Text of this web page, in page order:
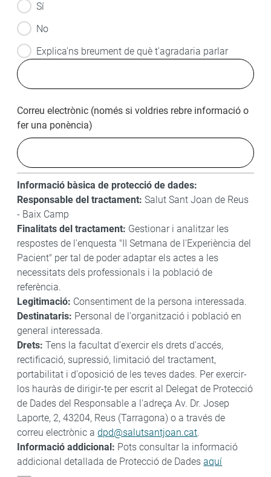
Sí
No
Explica'ns breument de què t'agradaria parlar
Correu electrònic (només si voldries rebre informació o
fer una ponència)
Informació bàsica de protecció de dades:
Responsable del tractament: Salut Sant Joan de Reus
- Baix Camp
Finalitats del tractament: Gestionar i analitzar les
respostes de l'enquesta "II Setmana de l'Experiència del
Pacient" per tal de poder adaptar els actes a les
necessitats dels professionals i la població de
referència.
Legitimació: Consentiment de la persona interessada.
Destinataris: Personal de l'organització i població en
general interessada.
Drets: Tens la facultat d'exercir els drets d'accés,
rectificació, supressió, limitació del tractament,
portabilitat i d'oposició de les teves dades. Per exercir-
los hauràs de dirigir-te per escrit al Delegat de Protecció
de Dades del Responsable a l'adreça Av. Dr. Josep
Laporte, 2, 43204, Reus (Tarragona) o a través de
correu electrònic adpd@salutsantjoan.cat.
Informació addicional: Pots consultar la informació
addicional detallada de Protecció de Dadesaquí